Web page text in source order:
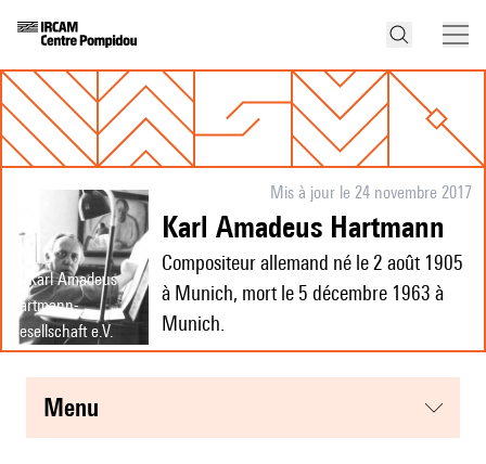
© Karl Amadeus
Hartmann-
Gesellschaft e.V.
Mis à jour le 24 novembre 2017
Karl Amadeus Hartmann
Compositeur allemand né le 2 août 1905
à Munich, mort le 5 décembre 1963 à
Munich.
menu